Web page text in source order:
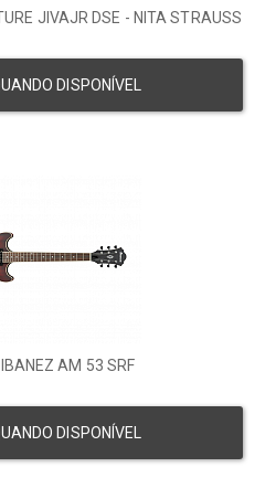
JIVAJR DSE - NITA STRAUSS
DISPONÍVEL
AM 53 SRF
DISPONÍVEL